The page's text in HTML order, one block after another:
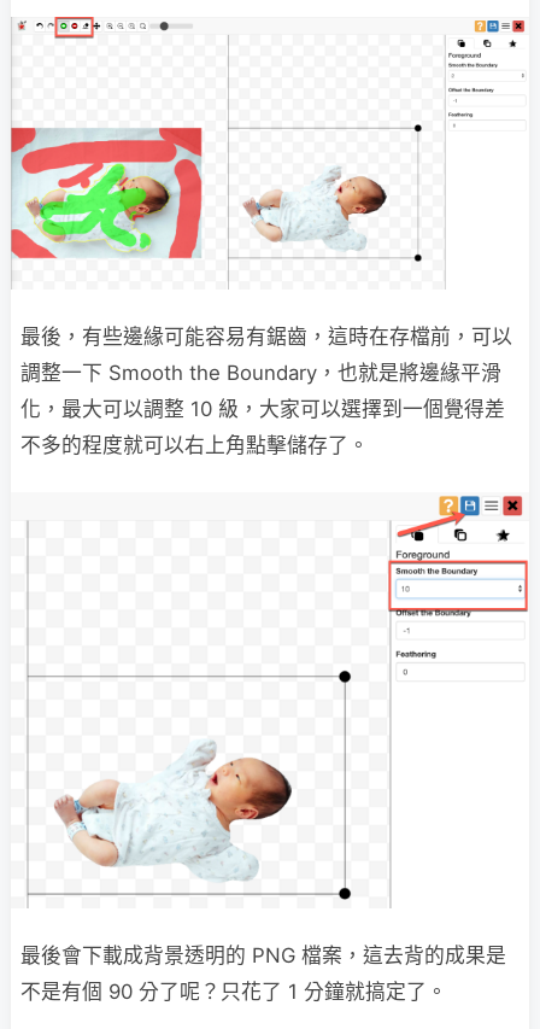
最後，有些邊緣可能容易有鋸齒，這時在存檔前，可以
調整一下 Smooth the Boundary，也就是將邊緣平滑
化，最大可以調整 10 級，大家可以選擇到一個覺得差
不多的程度就可以右上角點擊儲存了。
最後會下載成背景透明的 PNG 檔案，這去背的成果是
不是有個 90 分了呢？只花了 1 分鐘就搞定了。